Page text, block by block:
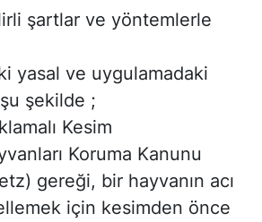
şartlar ve yöntemlerle
yasal ve uygulamadaki
şekilde ;
Kesim
Koruma Kanunu
gereği, bir hayvanın acı
için kesimden önce